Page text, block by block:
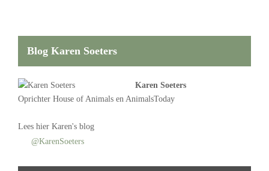
Blog Karen Soeters
Karen Soeters
Oprichter House of Animals en AnimalsToday
Lees hier Karen's blog
@KarenSoeters